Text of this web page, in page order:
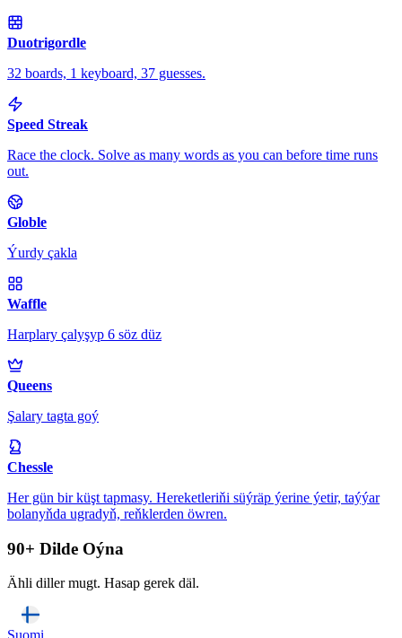
Duotrigordle
32 boards, 1 keyboard, 37 guesses.
Speed Streak
Race the clock. Solve as many words as you can before time runs
out.
Globle
Ýurdy çakla
Waffle
Harplary çalyşyp 6 söz düz
Queens
Şalary tagta goý
Chessle
Her gün bir küşt tapmasy. Hereketleriňi süýräp ýerine ýetir, taýýar
bolanyňda ugradyň, reňklerden öwren.
90+ Dilde Oýna
Ähli diller mugt. Hasap gerek däl.